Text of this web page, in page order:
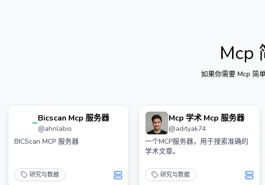
Mcp
如果你需要 Mcp 简
Bicscan Mcp 服务器
@ahnlabio
BICScan MCP 服务器
研究与数据
Mcp 学术 Mcp 服务器
@adityak74
一个MCP服务器，用于搜索准确的
学术文章。
研究与数据